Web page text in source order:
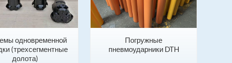
одновременной
(трехсегментные
долота)
Погружные
пневмоударники DTH